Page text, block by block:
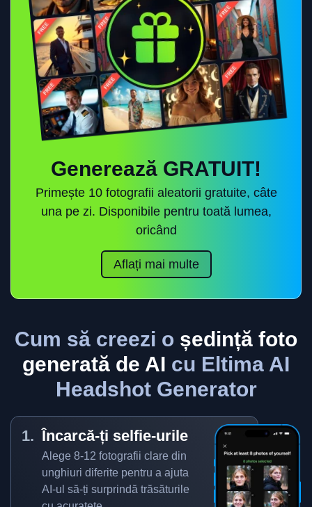
Generează GRATUIT!
Primește 10 fotografii aleatorii gratuite, câte
una pe zi. Disponibile pentru toată lumea,
oricând
Aflați mai multe
Cum să creezi o ședință foto
generată de AI cu Eltima AI
Headshot Generator
Încarcă-ți selfie-urile
Alege 8-12 fotografii clare din
unghiuri diferite pentru a ajuta
AI-ul să-ți surprindă trăsăturile